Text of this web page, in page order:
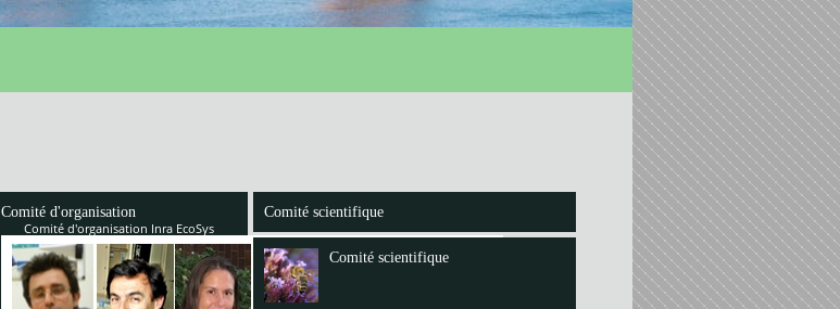
Comité d'organisation
Comité d'organisation Inra EcoSys
Comité scientifique
Comité scientifique